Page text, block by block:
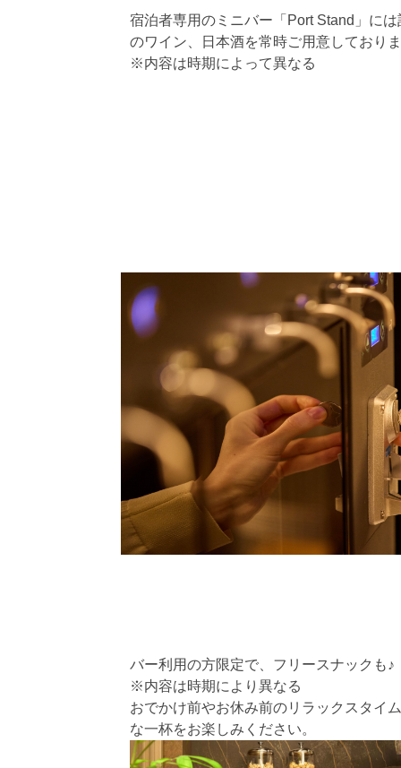
宿泊者専用のミニバー「Port Stand」に
のワイン、日本酒を常時ご用意しており
※内容は時期によって異なる
バー利用の方限定で、フリースナックも♪
※内容は時期により異なる
おでかけ前やお休み前のリラックスタイ
な一杯をお楽しみください。